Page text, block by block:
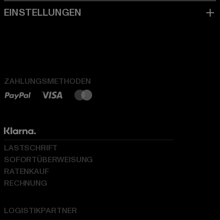
ZAHLUNGSMETHODEN
LOGISTIKPARTNER
LASTSCHRIFT
SOFORTÜBERWEISUNG
RATENKAUF
RECHNUNG